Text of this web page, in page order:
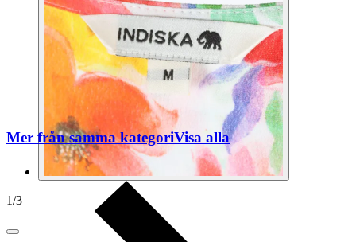
1/3
Mer från samma kategoriVisa alla